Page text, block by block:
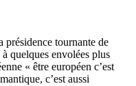
présidence tournante de
à quelques envolées plus
« être européen c’est
c’est aussi